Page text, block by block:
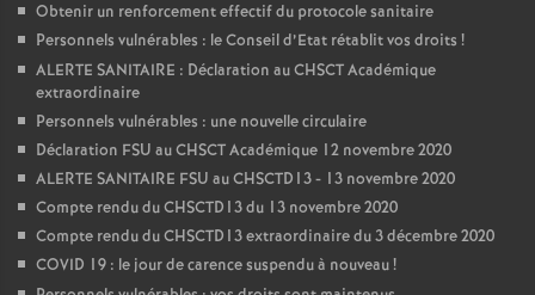
Obtenir un renforcement effectif du protocole sanitaire
Personnels vulnérables : le Conseil d’Etat rétablit vos droits !
ALERTE SANITAIRE : Déclaration au CHSCT Académique
extraordinaire
Personnels vulnérables : une nouvelle circulaire
Déclaration FSU au CHSCT Académique 12 novembre 2020
ALERTE SANITAIRE FSU au CHSCTD13 - 13 novembre 2020
Compte rendu du CHSCTD13 du 13 novembre 2020
Compte rendu du CHSCTD13 extraordinaire du 3 décembre 2020
COVID 19 : le jour de carence suspendu à nouveau!